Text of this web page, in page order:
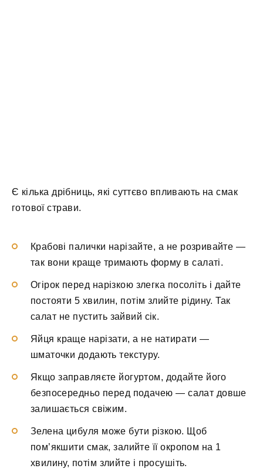
Є кілька дрібниць, які суттєво впливають на смак
готової страви.
Крабові палички нарізайте, а не розривайте —
так вони краще тримають форму в салаті.
Огірок перед нарізкою злегка посоліть і дайте
постояти 5 хвилин, потім злийте рідину. Так
салат не пустить зайвий сік.
Яйця краще нарізати, а не натирати —
шматочки додають текстуру.
Якщо заправляєте йогуртом, додайте його
безпосередньо перед подачею — салат довше
залишається свіжим.
Зелена цибуля може бути різкою. Щоб
пом’якшити смак, залийте її окропом на 1
хвилину, потім злийте і просушіть.